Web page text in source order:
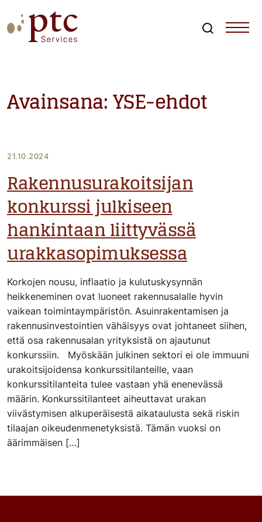
to
content
Avainsana:YSE-ehdot
21.10.2024
Rakennusurakoitsijan
konkurssi julkiseen
hankintaan liittyvässä
urakkasopimuksessa
Korkojen nousu, inflaatio ja kulutuskysynnän
heikkeneminen ovat luoneet rakennusalalle hyvin
vaikean toimintaympäristön. Asuinrakentamisen ja
rakennusinvestointien vähäisyys ovat johtaneet siihen,
että osa rakennusalan yrityksistä on ajautunut
konkurssiin. Myöskään julkinen sektori ei ole immuuni
urakoitsijoidensa konkurssitilanteille, vaan
konkurssitilanteita tulee vastaan yhä enenevässä
määrin. Konkurssitilanteet aiheuttavat urakan
viivästymisen alkuperäisestä aikataulusta sekä riskin
tilaajan oikeudenmenetyksistä. Tämän vuoksi on
äärimmäisen […]